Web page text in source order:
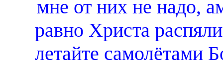
мне от них не надо,
равно Христа
летайте самолётами